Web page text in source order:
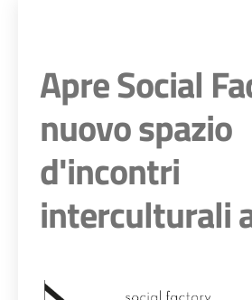
Apre Social
nuovo spazio
d'incontri
interculturali